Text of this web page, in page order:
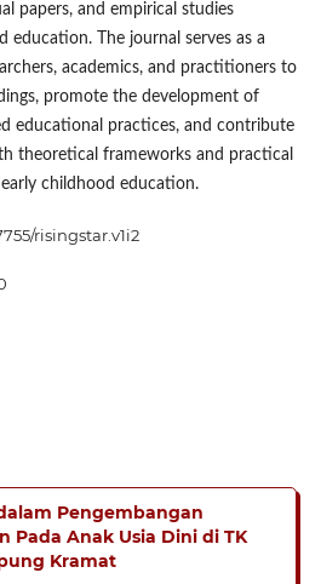
papers, and empirical studies
education. The journal serves as a
academics, and practitioners to
promote the development of
educational practices, and contribute
theoretical frameworks and practical
childhood education.
risingstar.v1i2
Pengembangan
Pada Anak Usia Dini di TK
Kramat